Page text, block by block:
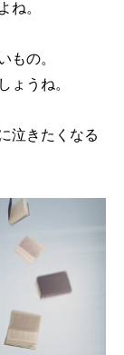
ね。
もの。
ょうね。
泣きたくなる